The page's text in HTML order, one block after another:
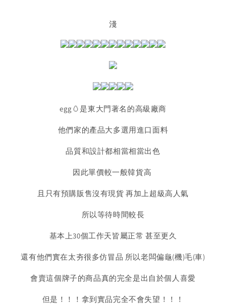
淺
egg🥚是東大門著名的高級廠商
他們家的產品大多選用進口面料
品質和設計都相當相當出色
因此單價較一般韓貨高
且只有預購販售沒有現貨 再加上超級高人氣
所以等待時間較長
基本上30個工作天皆屬正常 甚至更久
還有他們實在太夯很多仿冒品 所以老闆偏龜(機)毛(車)
會賣這個牌子的商品真的完全是出自於個人喜愛
但是！！！拿到實品完全不會失望！！！